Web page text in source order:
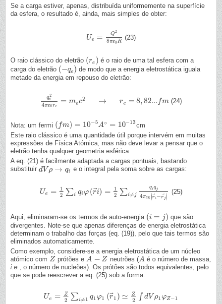
Se a carga estiver, apenas, distribuída uniformemente na superfície
da esfera, o resultado é, ainda, mais simples de obter:
Ue = Q2
8πε0R
Ue=Q 28πε0R(23)
O raio clássico do eletrão (re )
(re)
é o raio de uma tal esfera com a
carga do eletrão (−qe )
( −qe)
de modo que a energia eletrostática iguala
metade da energia em repouso do eletrão:
q2
e
4πε0rc
= mec2 → rc = 8,82... fm
qe24π ε0r c=mec c=8 82...f m (24)
Nota: um fermi ( fm) = 10−5A∘ = 10−13
( m)=10− 5A∘=10− 13
cm
Este raio clássico é uma quantidade útil porque intervém em muitas
expressões de Física Atómica, mas não deve levar a pensar que o
eletrão tenha qualquer geometria esférica.
A eq. (21) é facilmente adaptada a cargas pontuais, bastando
substituir dV ρ → qi
dVρ→qi e o integral pela soma sobre as cargas:
Ue =
1
2 ∑i qiφ (r⃗
i) =
1
2 ∑i≠ j
qiqj
4πε0 ∣∣r⃗i −r⃗j ∣∣
Ue =12 ∑i qi φ( →i)=12∑ ≠jq iq 4πε 0 r →i−r→j| (25)
Aqui, eliminaram-se os termos de auto-energia (i = j)
(i= j)
que são
divergentes. Note-se que apenas diferenças de energia eletrostática
determinam o trabalho das forças (eq. (19)), pelo que tais termos são
eliminados automaticamente.
Como exemplo, considere-se a energia eletrostática de um núcleo
atómico com Z
Z prótões e A − Z
A−Z neutrões (A
A é o número de massa,
i.e.
, o número de nucleões). Os prótões são todos equivalentes, pelo
que se pode reescrever a eq. (25) sob a forma:
Ue = Z
2 ∑i≠1 q1φ1 (r⃗1 ) ≃ Z
2 ∫ dV ρ1φZ−1
Ue=Z2 ∑i ≠1 q1 φ1(r→1 ≃Z2∫ dV ρ1φ Z −1